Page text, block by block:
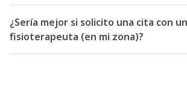
¿Sería mejor si solicito una cita con un
fisioterapeuta (en mi zona)?